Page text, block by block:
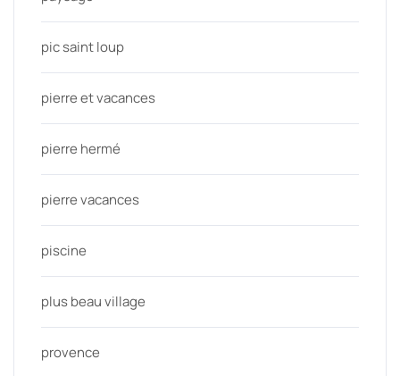
pic saint loup
pierre et vacances
pierre hermé
pierre vacances
piscine
plus beau village
provence